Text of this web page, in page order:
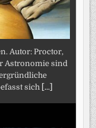
Autor: Proctor,
Astronomie sind
sich [...]